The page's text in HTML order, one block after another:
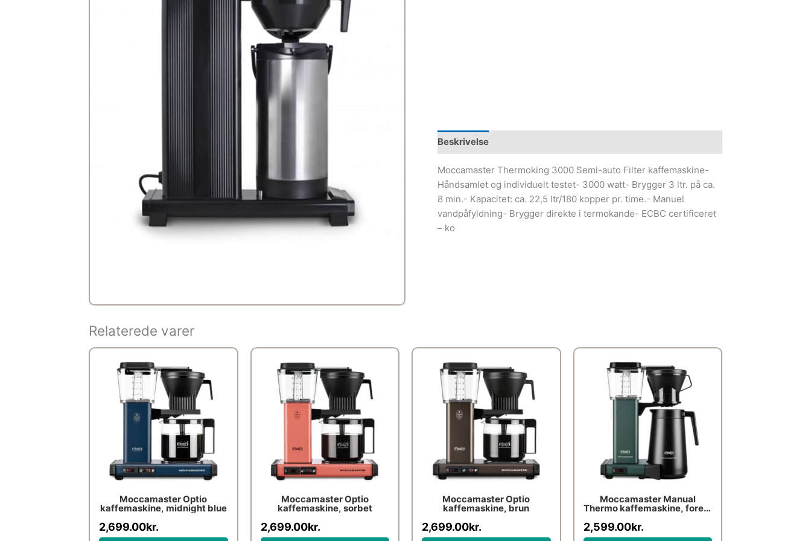
Beskrivelse
Moccamaster Thermoking 3000 Semi-auto Filter kaffemaskine-
Håndsamlet og individuelt testet- 3000 watt- Brygger 3 ltr. på ca.
8 min.- Kapacitet: ca. 22,5 ltr/180 kopper pr. time.- Manuel
vandpåfyldning- Brygger direkte i termokande- ECBC certificeret
– ko
Relaterede varer
Moccamaster Optio
kaffemaskine, midnight blue
2,699.00kr.
Moccamaster Optio
kaffemaskine, sorbet
2,699.00kr.
Moccamaster Optio
kaffemaskine, brun
2,699.00kr.
Moccamaster Manual
Thermo kaffemaskine, forest
2,599.00kr.